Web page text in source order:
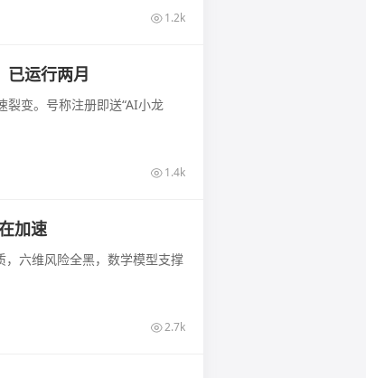
1.2k
已运行两月
变。号称注册即送“AI小龙
1.4k
加速
六维风险全黑，数学模型支撑
2.7k